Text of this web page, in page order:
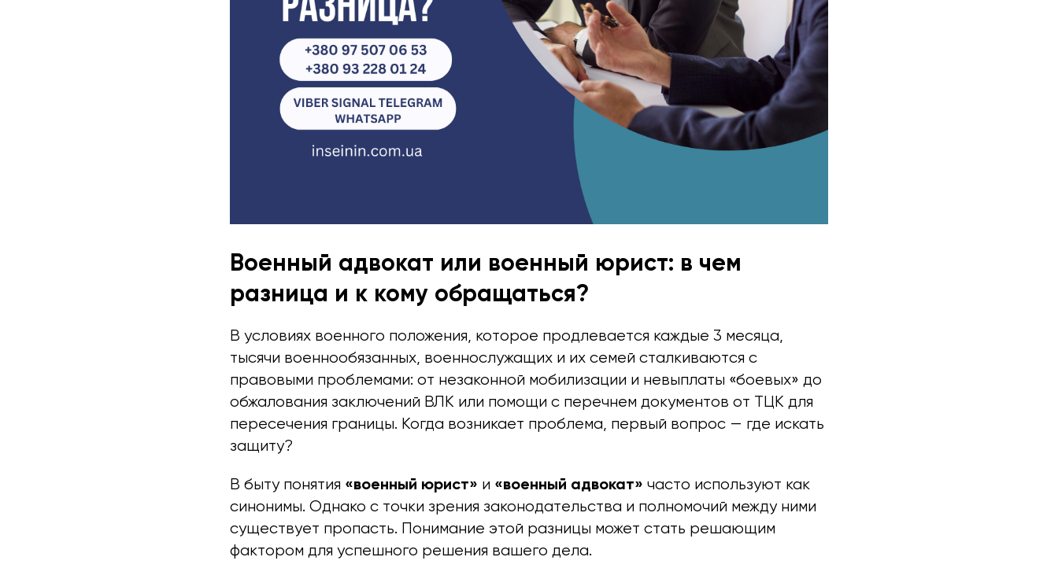
Военный адвокат или военный юрист: в чем
разница и к кому обращаться?
В условиях военного положения, которое продлевается каждые 3 месяца,
тысячи военнообязанных, военнослужащих и их семей сталкиваются с
правовыми проблемами: от незаконной мобилизации и невыплаты «боевых» до
обжалования заключений ВЛК или помощи с перечнем документов от ТЦК для
пересечения границы. Когда возникает проблема, первый вопрос — где искать
защиту?
В быту понятия «военный юрист» и «военный адвокат» часто используют как
синонимы. Однако с точки зрения законодательства и полномочий между ними
существует пропасть. Понимание этой разницы может стать решающим
фактором для успешного решения вашего дела.